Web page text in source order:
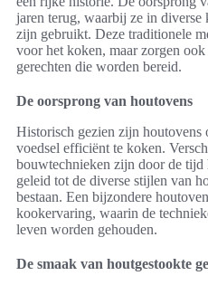
jaren terug, waarbij ze in diverse
zijn gebruikt. Deze traditionele
voor het koken, maar zorgen
gerechten die worden bereid.
De oorsprong van houtovens
Historisch gezien zijn houtovens
voedsel efficiënt te koken.
bouwtechnieken zijn door de
geleid tot de diverse stijlen van
bestaan. Een bijzondere
kookervaring, waarin de
leven worden gehouden.
De smaak van houtgestookte